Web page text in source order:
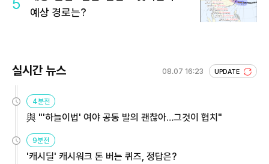
5
예상 경로는?
실시간 뉴스 08.07 16:23 UPDATE
4분전
與 "'하늘이법' 여야 공동 발의 괜찮아…그것이 협치"
9분전
'캐시딜' 캐시워크 돈 버는 퀴즈, 정답은?